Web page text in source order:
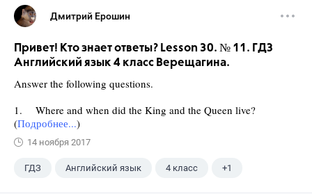
Дмитрий Ерошин
Привет! Кто знает ответы? Lesson 30. № 11. ГДЗ
Английский язык 4 класс Верещагина.
Answer the following questions.
1. Where and when did the King and the Queen live?
(Подробнее...)
14 ноября 2017
ГДЗ Английский язык 4 класс +1